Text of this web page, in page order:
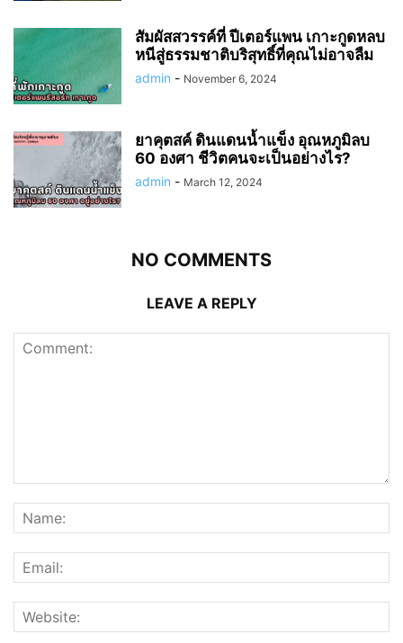
สัมผัสสวรรค์ที่ ปีเตอร์แพน เกาะกูดหลบ
หนีสู่ธรรมชาติบริสุทธิ์ที่คุณไม่อาจลืม
admin - November 6, 2024
ยาคุตสค์ ดินแดนน้ำแข็ง อุณหภูมิลบ
60 องศา ชีวิตคนจะเป็นอย่างไร?
admin - March 12, 2024
NO COMMENTS
LEAVE A REPLY